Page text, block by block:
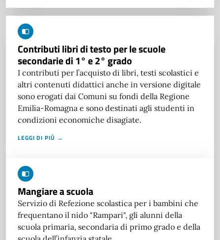
Contributi libri di testo per le scuole
secondarie di 1° e 2° grado
I contributi per l’acquisto di libri, testi scolastici e
altri contenuti didattici anche in versione digitale
sono erogati dai Comuni su fondi della Regione
Emilia-Romagna e sono destinati agli studenti in
condizioni economiche disagiate.
LEGGI DI PIÙ →
Mangiare a scuola
Servizio di Refezione scolastica per i bambini che
frequentano il nido "Rampari", gli alunni della
scuola primaria, secondaria di primo grado e della